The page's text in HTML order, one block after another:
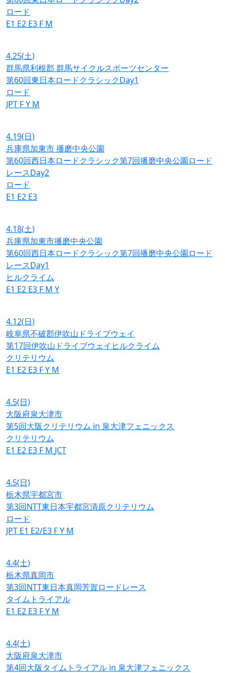
ロード
E1 E2 E3 F M
4.25(土)
群馬県利根郡 群馬サイクルスポーツセンター
第60回東日本ロードクラシックDay1
ロード
JPT FY M
4.19(日)
兵庫県加東市 播磨中央公園
第60回西日本ロードクラシック第7回播磨中央公園ロード
レースDay2
ロード
E1 E2 E3
4.18(土)
兵庫県加東市播磨中央公園
第60回西日本ロードクラシック第7回播磨中央公園ロード
レースDay1
ヒルクライム
E1 E2 E3 F M Y
4.12(日)
岐阜県不破郡伊吹山ドライブウェイ
第17回伊吹山ドライブウェイヒルクライム
クリテリウム
E1 E2 E3 FY M
4.5(日)
大阪府泉大津市
第5回大阪クリテリウム in 泉大津フェニックス
クリテリウム
E1 E2 E3 F M JCT
4.5(日)
栃木県宇都宮市
第3回NTT東日本宇都宮清原クリテリウム
ロード
JPT E1 E2/E3 FY M
4.4(土)
栃木県真岡市
第3回NTT東日本真岡芳賀ロードレース
タイムトライアル
E1 E2 E3 FY M
4.4(土)
大阪府泉大津市
第4回大阪タイムトライアル in 泉大津フェニックス